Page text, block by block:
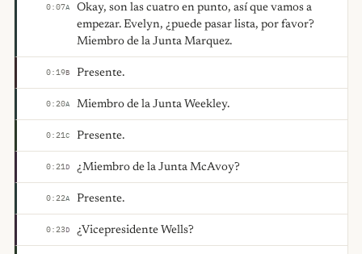
0:07A
Okay, son las cuatro en punto, así que vamos a
empezar. Evelyn, ¿puede pasar lista, por favor?
Miembro de la Junta Marquez.
0:19B Presente.
0:20A Miembro de la Junta Weekley.
0:21C Presente.
0:21D ¿Miembro de la Junta McAvoy?
0:22A Presente.
0:23D ¿Vicepresidente Wells?